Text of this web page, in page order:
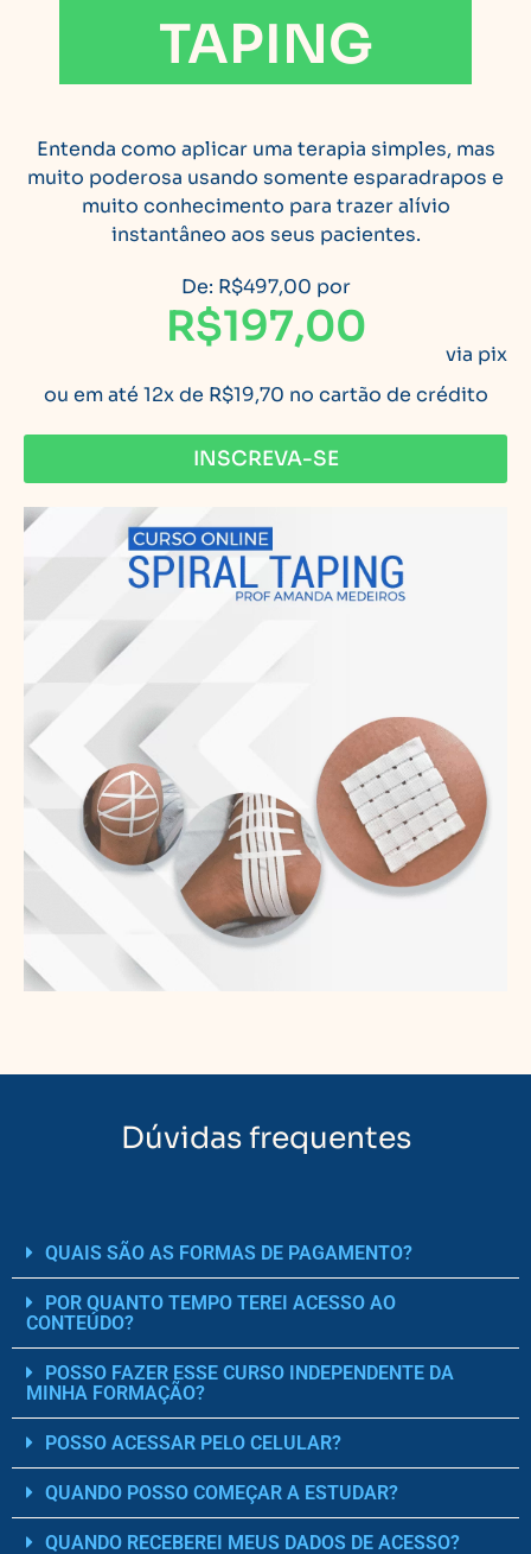
TAPING
Entenda como aplicar uma terapia simples, mas
muito poderosa usando somente esparadrapos e
muito conhecimento para trazer alívio
instantâneo aos seus pacientes.
De: R$497,00 por
R$197,00
via pix
ou em até 12x de R$19,70 no cartão de crédito
INSCREVA-SE
Dúvidas frequentes
QUAIS SÃO AS FORMAS DE PAGAMENTO?
POR QUANTO TEMPO TEREI ACESSO AO
CONTEÚDO?
POSSO FAZER ESSE CURSO INDEPENDENTE DA
MINHA FORMAÇÃO?
POSSO ACESSAR PELO CELULAR?
QUANDO POSSO COMEÇAR A ESTUDAR?
QUANDO RECEBEREI MEUS DADOS DE ACESSO?